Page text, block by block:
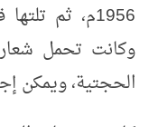
وكانت تحمل
الحجتية، ويمكن